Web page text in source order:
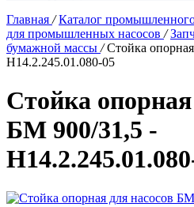
Главная / Каталог
для промышленных насосов /
бумажной массы / Стойка
Н14.2.245.01.080-05
Стойка
БМ 900/31,5 -